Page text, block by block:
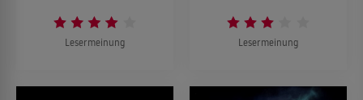
Lesermeinung Lesermeinung